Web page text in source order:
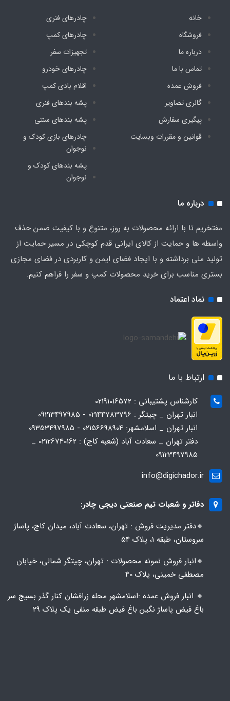
نماد اعتماد
خانه
فروشگاه
درباره ما
تماس با ما
فروش عمده
گالری تصاویر
پیگیری سفارش
قوانین و مقررات وبسایت
چادرهای فنری
چادرهای کمپ
تجهیزات سفر
چادرهای خودرو
اقلام بادی کمپ
پشه‌ بندهای فنری
پشه‌ بندهای سنتی
چادرهای بازی کودک و
نوجوان
پشه‌ بندهای کودک و
نوجوان
درباره ما
مفتخریم تا با ارائه محصولات به روز، متنوع و با کیفیت ضمن حذف
واسطه ها و حمایت از کالای ایرانی قدم کوچکی در مسیر حمایت از
تولید ملی برداشته و با ایجاد فضای ایمن و کاربردی در فضای مجازی
بستری مناسب برای خرید محصولات کمپ و سفر را فراهم کنیم.
ارتباط با ما
کارشناس پشتیبانی : 02191016572
انبار تهران _ چیتگر : 02144783796 - 09213497985
انبار تهران _ اسلامشهر: 02156698904 - 09353497985
دفتر تهران _ سعادت آباد (شعبه کاج) : 02126740162 _
09123497985
info@digichador.ir
دفاتر و شعبات تیم صنعتی دیجی چادر:
🔸️​​دفتر مدیریت فروش : تهران، سعادت آباد، میدان کاج، پاساژ
سروستان، طبقه 1، پلاک 54
🔸️​​انبار فروش نمونه محصولات : تهران، چیتگر شمالی، خیابان
مصطفی خمینی، پلاک 40
🔸️ انبار فروش عمده :اسلامشهر محله زرافشان کنار گذر بسیج سر
باغ فیض پاساژ نگین باغ فیض طبقه منفی یک پلاک ۲۹